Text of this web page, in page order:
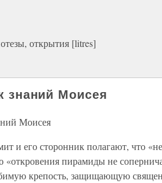
открытия [litres]
знаний Моисея
Моисея
и его сторонник полагают, что
«откровения пирамиды не
крепость, защищающую